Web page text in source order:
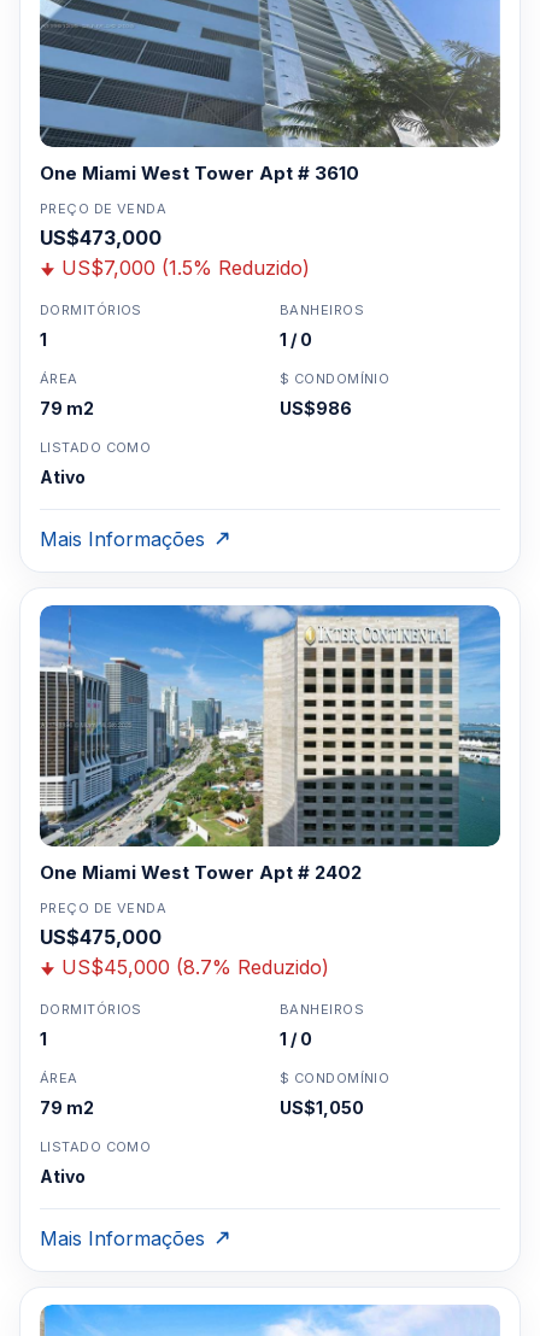
One Miami West Tower Apt # 3610
PREÇO DE VENDA
US$473,000
US$7,000 (1.5% Reduzido)
DORMITÓRIOS
1
BANHEIROS
1 / 0
ÁREA
79 m2
$ CONDOMÍNIO
US$986
LISTADO COMO
Ativo
Mais Informações
One Miami West Tower Apt # 2402
PREÇO DE VENDA
US$475,000
US$45,000 (8.7% Reduzido)
DORMITÓRIOS
1
BANHEIROS
1 / 0
ÁREA
79 m2
$ CONDOMÍNIO
US$1,050
LISTADO COMO
Ativo
Mais Informações